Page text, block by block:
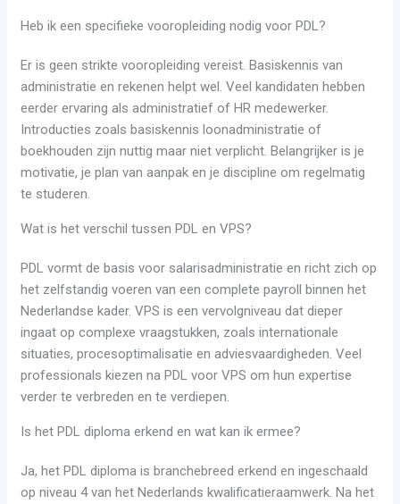
Heb ik een specifieke vooropleiding nodig voor PDL?
Er is geen strikte vooropleiding vereist. Basiskennis van
administratie en rekenen helpt wel. Veel kandidaten hebben
eerder ervaring als administratief of HR medewerker.
Introducties zoals basiskennis loonadministratie of
boekhouden zijn nuttig maar niet verplicht. Belangrijker is je
motivatie, je plan van aanpak en je discipline om regelmatig
te studeren.
Wat is het verschil tussen PDL en VPS?
PDL vormt de basis voor salarisadministratie en richt zich op
het zelfstandig voeren van een complete payroll binnen het
Nederlandse kader. VPS is een vervolgniveau dat dieper
ingaat op complexe vraagstukken, zoals internationale
situaties, procesoptimalisatie en adviesvaardigheden. Veel
professionals kiezen na PDL voor VPS om hun expertise
verder te verbreden en te verdiepen.
Is het PDL diploma erkend en wat kan ik ermee?
Ja, het PDL diploma is branchebreed erkend en ingeschaald
op niveau 4 van het Nederlands kwalificatieraamwerk. Na het